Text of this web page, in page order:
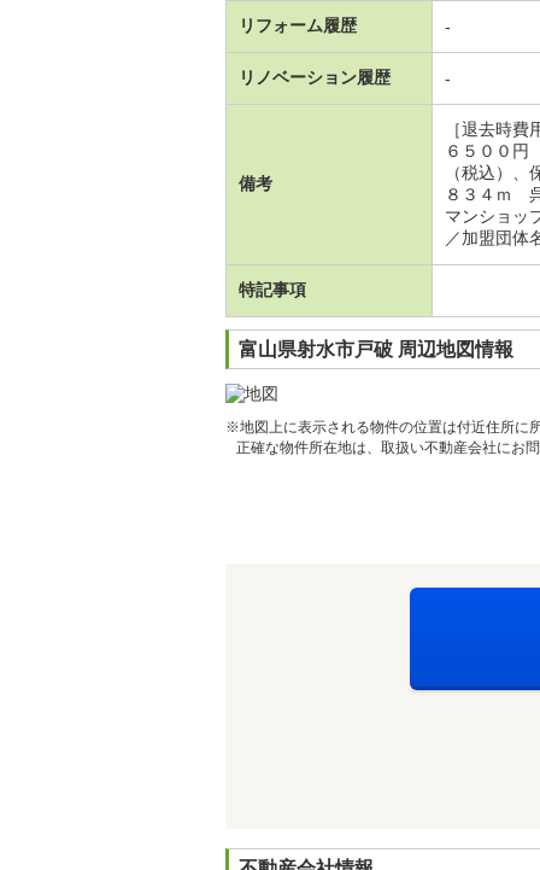
リフォーム履歴 -
リノベーション履歴 -
備考
［退去時
６５００円
（税込）
８３４ｍ
マンショッ
／加盟団体
特記事項
富山県射水市戸破 周辺地図情報
※地図上に表示される物件の位置は付近住所に
正確な物件所在地は、取扱い不動産会社にお